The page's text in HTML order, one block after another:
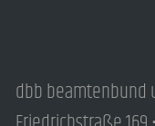
dbb beamtenbund